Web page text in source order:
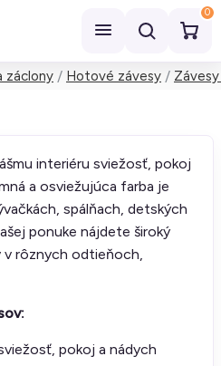
0
záclony Hotové závesy
interiéru sviežosť, pokoj
a osviežujúca farba je
spálňach, detských
ponuke nájdete široký
v rôznych odtieňoch,
pokoj a nádych